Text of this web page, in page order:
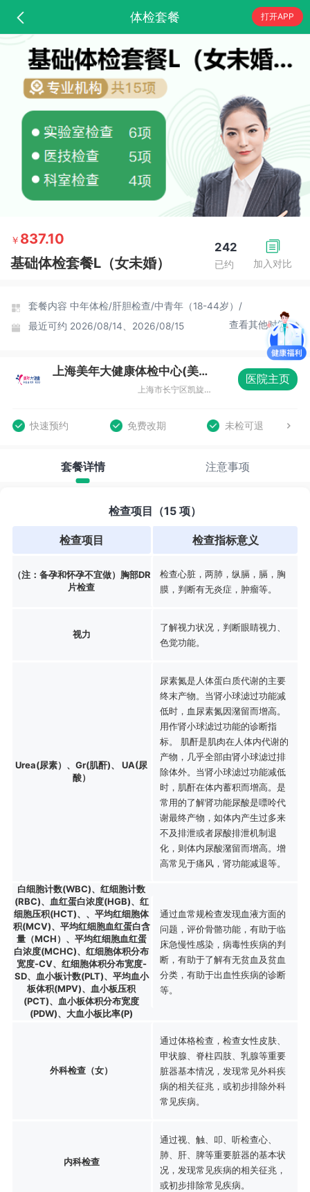
体检套餐 打开APP
加入对比
242
已约
￥ 837.10
基础体检套餐L（女未婚）
套餐内容 中年体检/肝胆检查/中青年（18-44岁）/
最近可约 2026/08/14、2026/08/15 查看其他时间
上海美年大健康体检中心(美楷分院)
上海市长宁区凯旋路369号B1层08室
医院主页
快速预约 免费改期 未检可退
套餐详情 注意事项
检查项目（15 项）
检查项目 检查指标意义
（注：备孕和怀孕不宜做）胸部DR
片检查
检查心脏，两肺，纵膈，膈，胸
膜，判断有无炎症，肿瘤等。
视力
了解视力状况，判断眼睛视力、
色觉功能。
Urea(尿素）、Gr(肌酐)、 UA(尿
酸）
尿素氮是人体蛋白质代谢的主要
终末产物。当肾小球滤过功能减
低时，血尿素氮因潴留而增高。
用作肾小球滤过功能的诊断指
标。 肌酐是肌肉在人体内代谢的
产物，几乎全部由肾小球滤过排
除体外。当肾小球滤过功能减低
时，肌酐在体内蓄积而增高。是
常用的了解肾功能尿酸是嘌呤代
谢最终产物，如体内产生过多来
不及排泄或者尿酸排泄机制退
化，则体内尿酸潴留而增高。增
高常见于痛风，肾功能减退等。
白细胞计数(WBC)、红细胞计数
(RBC)、血红蛋白浓度(HGB)、红
细胞压积(HCT)、、平均红细胞体
积(MCV)、平均红细胞血红蛋白含
量（MCH）、平均红细胞血红蛋
白浓度(MCHC)、红细胞体积分布
宽度-CV、红细胞体积分布宽度-
SD、血小板计数(PLT)、平均血小
板体积(MPV)、血小板压积
(PCT)、血小板体积分布宽度
(PDW)、大血小板比率(P)
通过血常规检查发现血液方面的
问题，评价骨骼功能，有助于临
床急慢性感染，病毒性疾病的判
断，有助于了解有无贫血及贫血
分类，有助于出血性疾病的诊断
等。
外科检查（女）
通过体格检查，检查女性皮肤、
甲状腺、脊柱四肢、乳腺等重要
脏器基本情况，发现常见外科疾
病的相关征兆，或初步排除外科
常见疾病。
内科检查
通过视、触、叩、听检查心、
肺、肝、脾等重要脏器的基本状
况，发现常见疾病的相关征兆，
或初步排除常见疾病。